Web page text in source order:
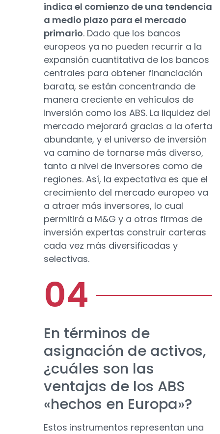
indica el comienzo de una tendencia
a medio plazo para el mercado
primario. Dado que los bancos
europeos ya no pueden recurrir a la
expansión cuantitativa de los bancos
centrales para obtener financiación
barata, se están concentrando de
manera creciente en vehículos de
inversión como los ABS. La liquidez del
mercado mejorará gracias a la oferta
abundante, y el universo de inversión
va camino de tornarse más diverso,
tanto a nivel de inversores como de
regiones. Así, la expectativa es que el
crecimiento del mercado europeo va
a atraer más inversores, lo cual
permitirá a M&G y a otras firmas de
inversión expertas construir carteras
cada vez más diversificadas y
selectivas.
En términos de
asignación de activos,
¿cuáles son las
ventajas de los ABS
«hechos en Europa»?
Estos instrumentos representan una